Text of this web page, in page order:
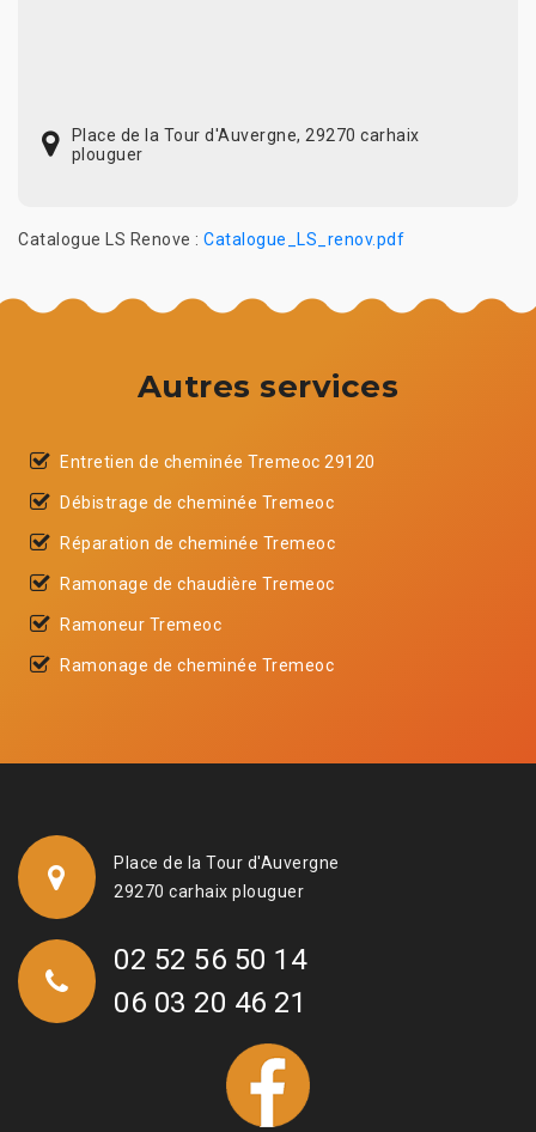
Place de la Tour d'Auvergne, 29270 carhaix
plouguer
Catalogue LS Renove : Catalogue_LS_renov.pdf
Autres services
Entretien de cheminée Tremeoc 29120
Débistrage de cheminée Tremeoc
Réparation de cheminée Tremeoc
Ramonage de chaudière Tremeoc
Ramoneur Tremeoc
Ramonage de cheminée Tremeoc
Place de la Tour d'Auvergne
29270 carhaix plouguer
02 52 56 50 14
06 03 20 46 21